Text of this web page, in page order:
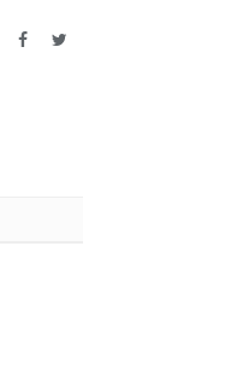
FacebookTwitter